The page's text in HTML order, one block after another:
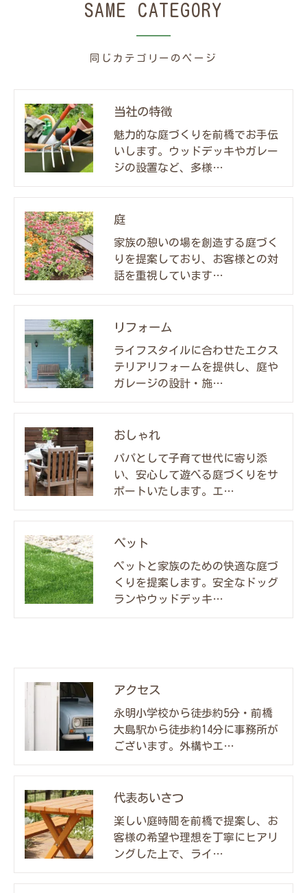
同じカテゴリーのページ
SAME CATEGORY
当社の特徴
魅力的な庭づくりを前橋でお手伝
いします。ウッドデッキやガレー
ジの設置など、多様…
庭
家族の憩いの場を創造する庭づく
りを提案しており、お客様との対
話を重視しています…
リフォーム
ライフスタイルに合わせたエクス
テリアリフォームを提供し、庭や
ガレージの設計・施…
おしゃれ
パパとして子育て世代に寄り添
い、安心して遊べる庭づくりをサ
ポートいたします。エ…
ペット
ペットと家族のための快適な庭づ
くりを提案します。安全なドッグ
ランやウッドデッキ…
アクセス
永明小学校から徒歩約5分・前橋
大島駅から徒歩約14分に事務所が
ございます。外構やエ…
代表あいさつ
楽しい庭時間を前橋で提案し、お
客様の希望や理想を丁寧にヒアリ
ングした上で、ライ…